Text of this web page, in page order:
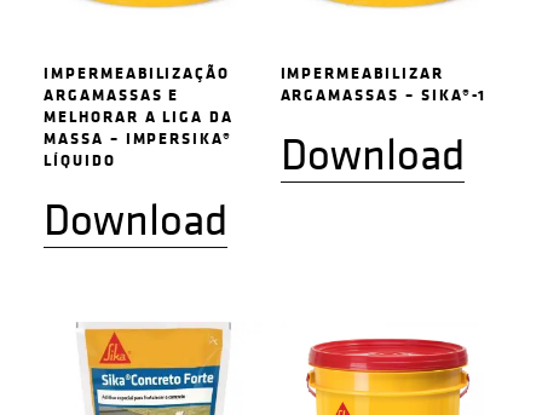
IMPERMEABILIZAÇÃO
ARGAMASSAS E
MELHORAR A LIGA DA
MASSA – IMPERSIKA®
LÍQUIDO
Download
IMPERMEABILIZAR
ARGAMASSAS – SIKA®-1
Download